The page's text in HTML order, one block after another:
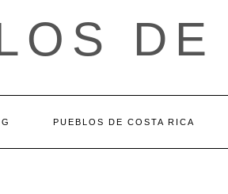
PUEBLOS DE COSTA RICA